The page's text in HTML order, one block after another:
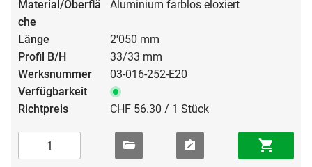
Aluminium farblos eloxiert
2'050 mm
33/33 mm
03-016-252-E20
CHF 56.30 / 1 Stück